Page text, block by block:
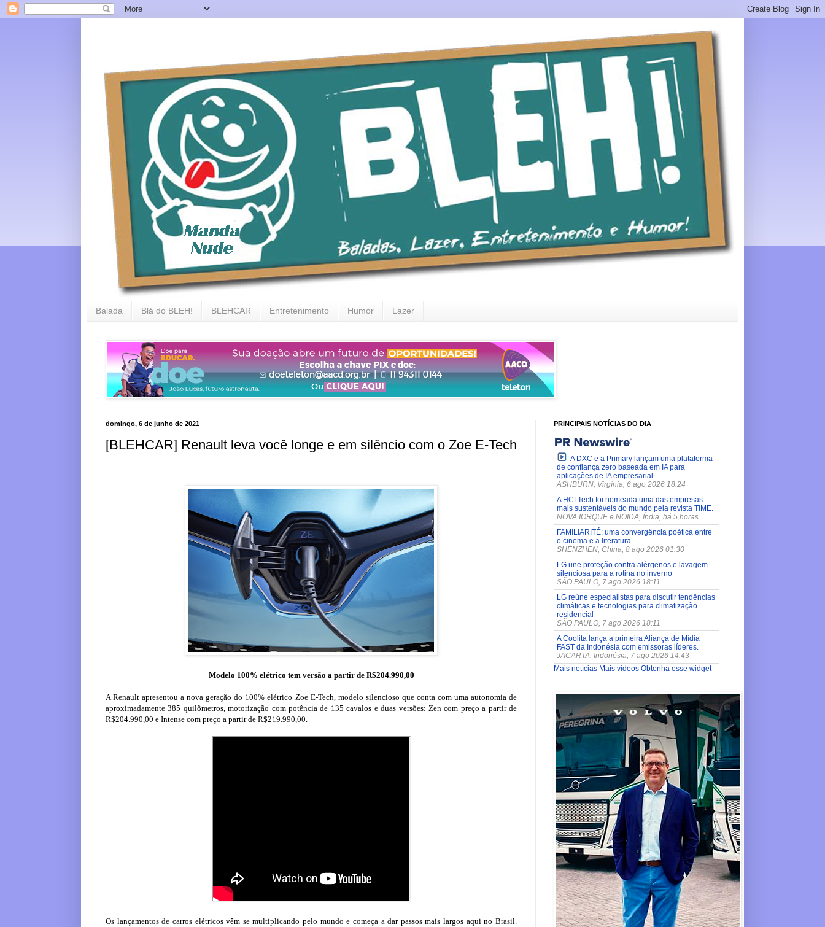
Balada Blá do BLEH! BLEHCAR Entretenimento Humor Lazer
domingo, 6 de junho de 2021
[BLEHCAR] Renault leva você longe e em silêncio com o Zoe E-Tech
Modelo 100% elétrico tem versão a partir de R$204.990,00
A Renault apresentou a nova geração do 100% elétrico Zoe E-Tech, modelo silencioso que conta com uma autonomia de
aproximadamente 385 quilômetros, motorização com potência de 135 cavalos e duas versões: Zen com preço a partir de
R$204.990,00 e Intense com preço a partir de R$219.990,00.
Os lançamentos de carros elétricos vêm se multiplicando pelo mundo e começa a dar passos mais largos aqui no Brasil.
PRINCIPAIS NOTÍCIAS DO DIA
A DXC e a Primary lançam uma plataforma
de confiança zero baseada em IA para
aplicações de IA empresarial
ASHBURN, Virgínia, 6 ago 2026 18:24
A HCLTech foi nomeada uma das empresas
mais sustentáveis do mundo pela revista TIME.
NOVA IORQUE e NOIDA, Índia, há 5 horas
FAMILIARITÉ: uma convergência poética entre
o cinema e a literatura
SHENZHEN, China, 8 ago 2026 01:30
LG une proteção contra alérgenos e lavagem
silenciosa para a rotina no inverno
SÃO PAULO, 7 ago 2026 18:11
LG reúne especialistas para discutir tendências
climáticas e tecnologias para climatização
residencial
SÃO PAULO, 7 ago 2026 18:11
A Coolita lança a primeira Aliança de Mídia
FAST da Indonésia com emissoras líderes.
JACARTA, Indonésia, 7 ago 2026 14:43
Mais notícias Mais vídeos Obtenha esse widget